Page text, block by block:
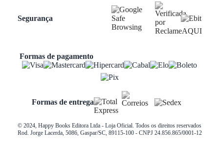
Segurança
Formas de pagamento
Formas de entrega
© 2024, Happy Books Editora Ltda - Loja Oficial. Todos os direitos reservados
Rod. Jorge Lacerda, 5086, Gaspar/SC, 89115-100 - CNPJ 24.856.865/0001-12